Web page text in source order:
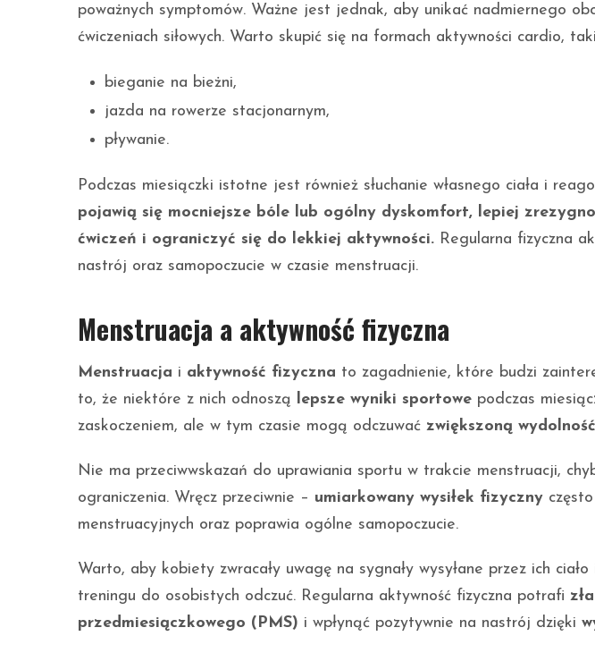
poważnych symptomów. Ważne jest jednak, aby unikać nadmiernego
ćwiczeniach siłowych. Warto skupić się na formach aktywności cardio,
bieganie na bieżni,
jazda na rowerze stacjonarnym,
pływanie.
Podczas miesiączki istotne jest również słuchanie własnego ciała i
pojawią się mocniejsze bóle lub ogólny dyskomfort, lepiej
ćwiczeń i ograniczyć się do lekkiej aktywności. Regularna fizyczna
nastrój oraz samopoczucie w czasie menstruacji.
Menstruacja a aktywność fizyczna
Menstruacja i aktywność fizyczna to zagadnienie, które budzi
to, że niektóre z nich odnoszą
lepsze wyniki sportowe podczas
zaskoczeniem, ale w tym czasie mogą odczuwać zwiększoną wydolność
Nie ma przeciwwskazań do uprawiania sportu w trakcie menstruacji,
ograniczenia. Wręcz przeciwnie – umiarkowany wysiłek fizyczny
menstruacyjnych oraz poprawia ogólne samopoczucie.
Warto, aby kobiety zwracały uwagę na sygnały wysyłane przez ich
treningu do osobistych odczuć. Regularna aktywność fizyczna potrafi
przedmiesiączkowego (PMS) i wpłynąć pozytywnie na nastrój dzięki